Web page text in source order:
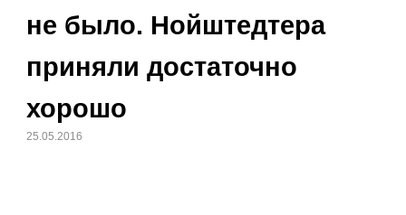
не было. Нойштедтера
приняли достаточно
хорошо
25.05.2016